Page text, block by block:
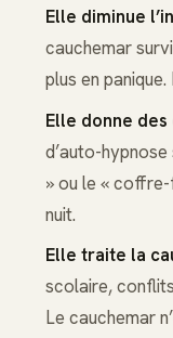
Elle diminue
cauchemar
plus en
Elle donne
d’auto-
» ou le « coffre-
nuit.
Elle traite la
scolaire,
Le cauchemar